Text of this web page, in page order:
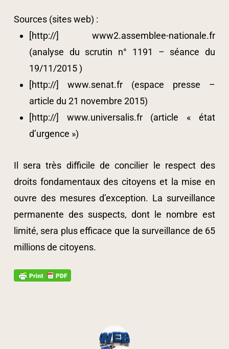
Sources (sites web) :
[http://] www2.assemblee-nationale.fr
(analyse du scrutin n° 1191 – séance du
19/11/2015 )
[http://] www.senat.fr (espace presse –
article du 21 novembre 2015)
[http://] www.universalis.fr (article « état
d’urgence »)
Il sera très difficile de concilier le respect des
droits fondamentaux des citoyens et la mise en
ouvre des mesures d’exception. La surveillance
permanente des suspects, dont le nombre est
limité, sera plus efficace que la surveillance de 65
millions de citoyens.